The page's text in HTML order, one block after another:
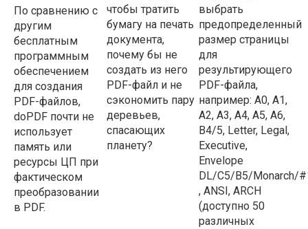
По сравнению с
другим
бесплатным
программным
обеспечением
для создания
PDF-файлов,
doPDF почти не
использует
память или
ресурсы ЦП при
фактическом
преобразовании
в PDF.
чтобы тратить
бумагу на печать
документа,
почему бы не
создать из него
PDF-файл и не
сэкономить пару
деревьев,
спасающих
планету?
выбрать
предопределенный
размер страницы
для
результирующего
PDF-файла,
например: A0, A1,
A2, A3, A4, A5, A6,
B4/5, Letter, Legal,
Executive,
Envelope
DL/C5/B5/Monarch/
, ANSI, ARCH
(доступно 50
различных